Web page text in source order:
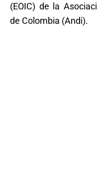
(EOIC) de la
de Colombia (Andi).